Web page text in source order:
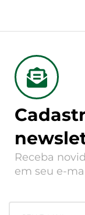
Receba
em seu e-